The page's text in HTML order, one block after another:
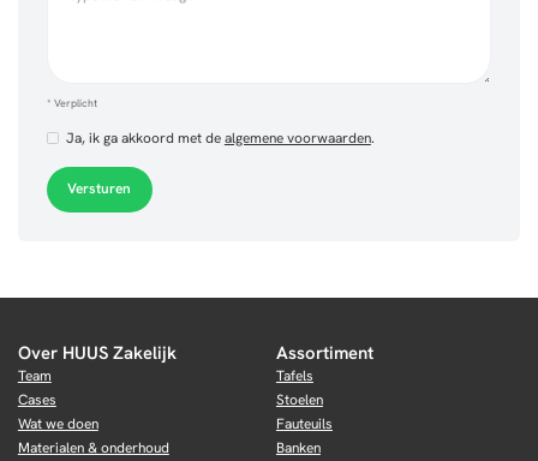
* Verplicht
Ja, ik ga akkoord met dealgemene voorwaarden.
Over HUUS Zakelijk
Team
Cases
Wat we doen
Materialen & onderhoud
Assortiment
Tafels
Stoelen
Fauteuils
Banken